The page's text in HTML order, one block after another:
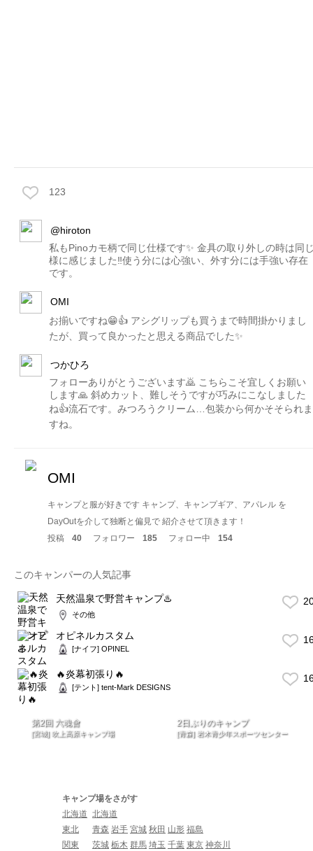
123
@hiroton
私もPinoカモ柄で同じ仕様です✨ 金具の取り外しの時は同
様に感じました‼️使う分には心強い、外す分には手強い存在
です。
OMI
お揃いですね😁👍 アシグリップも買うまで時間掛かりまし
たが、買って良かったと思える商品でした✨
つかひろ
フォローありがとうございます🙇 こちらこそ宜しくお願い
します🙏 斜めカット、難しそうですが巧みにこなしました
ね👍流石です。みつろうクリーム…包装から何かそそられま
すね。
OMI
キャンプと服が好きです キャンプ、キャンプギア、アパレル を
DayOutを介して独断と偏見で 紹介させて頂きます！
投稿
40 フォロワー 185 フォロー中 154
このキャンパーの人気記事
天然温泉で野営キャンプ♨️
その他
オピネルカスタム
[ナイフ] OPINEL
🔥炎幕初張り🔥
[テント] tent-Mark DESIGNS
第2回 六魂會
[宮城] 吹上高原キャンプ場
2日ぶりのキャンプ
[青森] 岩木青少年スポーツセンター
キャンプ場をさがす
北海道 北海道
東北
青森 岩手 宮城 秋田 山形 福島
関東
茨城 栃木 群馬 埼玉 千葉 東京 神奈川